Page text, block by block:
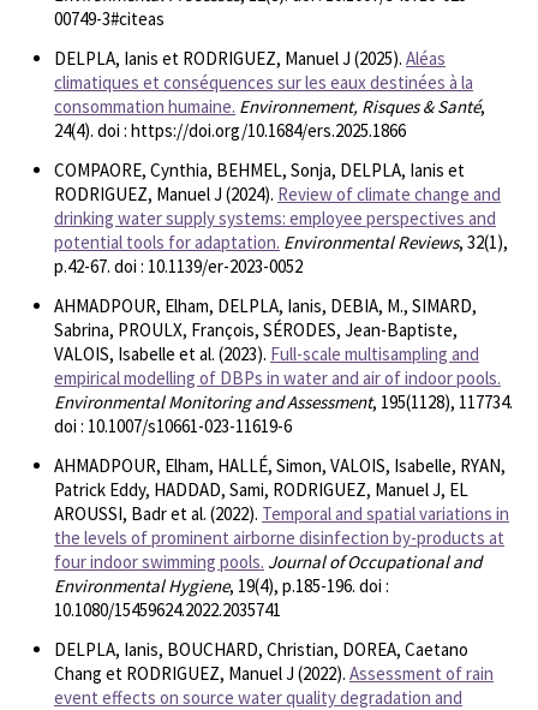
00749-3#citeas
DELPLA, Ianis et RODRIGUEZ, Manuel J (2025). Aléas
climatiques et conséquences sur les eaux destinées à la
consommation humaine. Environnement, Risques & Santé,
24(4). doi : https://doi.org/10.1684/ers.2025.1866
COMPAORE, Cynthia, BEHMEL, Sonja, DELPLA, Ianis et
RODRIGUEZ, Manuel J (2024). Review of climate change and
drinking water supply systems: employee perspectives and
potential tools for adaptation. Environmental Reviews, 32(1),
p.42-67. doi : 10.1139/er-2023-0052
AHMADPOUR, Elham, DELPLA, Ianis, DEBIA, M., SIMARD,
Sabrina, PROULX, François, SÉRODES, Jean-Baptiste,
VALOIS, Isabelle et al. (2023). Full-scale multisampling and
empirical modelling of DBPs in water and air of indoor pools.
Environmental Monitoring and Assessment, 195(1128), 117734.
doi : 10.1007/s10661-023-11619-6
AHMADPOUR, Elham, HALLÉ, Simon, VALOIS, Isabelle, RYAN,
Patrick Eddy, HADDAD, Sami, RODRIGUEZ, Manuel J, EL
AROUSSI, Badr et al. (2022). Temporal and spatial variations in
the levels of prominent airborne disinfection by-products at
four indoor swimming pools. Journal of Occupational and
Environmental Hygiene, 19(4), p.185-196. doi :
10.1080/15459624.2022.2035741
DELPLA, Ianis, BOUCHARD, Christian, DOREA, Caetano
Chang et RODRIGUEZ, Manuel J (2022). Assessment of rain
event effects on source water quality degradation and